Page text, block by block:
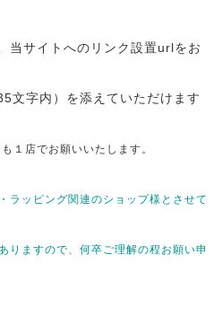
当サイトへのリンク設置urlをお
文字内）を添えていただけます
１店でお願いいたします。
ラッピング関連のショップ様とさせて
りますので、何卒ご理解の程お願い申